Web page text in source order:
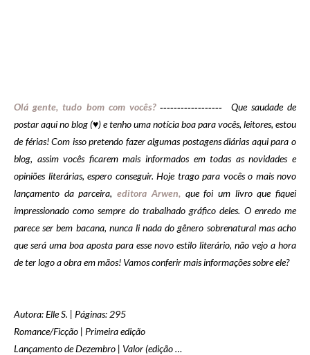
Olá gente, tudo bom com vocês? ------------------ Que saudade de
postar aqui no blog (♥) e tenho uma notícia boa para vocês, leitores, estou
de férias! Com isso pretendo fazer algumas postagens diárias aqui para o
blog, assim vocês ficarem mais informados em todas as novidades e
opiniões literárias, espero conseguir. Hoje trago para vocês o mais novo
lançamento da parceira,editora Arwen, que foi um livro que fiquei
impressionado como sempre do trabalhado gráfico deles. O enredo me
parece ser bem bacana, nunca li nada do gênero sobrenatural mas acho
que será uma boa aposta para esse novo estilo literário, não vejo a hora
de ter logo a obra em mãos! Vamos conferir mais informações sobre ele?
Autora: Elle S. | Páginas: 295
Romance/Ficção | Primeira edição
Lançamento de Dezembro | Valor (edição …